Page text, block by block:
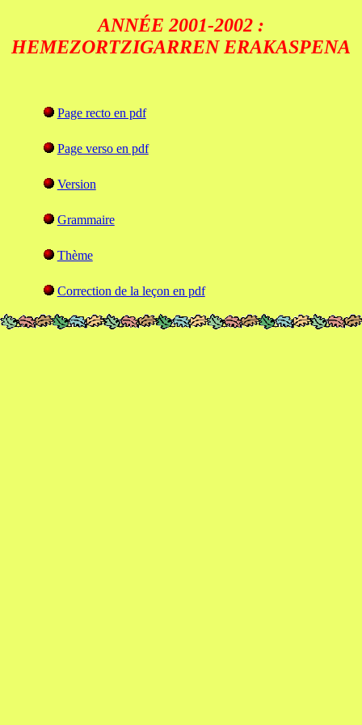
ANNÉE 2001-2002 :
HEMEZORTZIGARREN ERAKASPENA
Page recto en pdf
Page verso en pdf
Version
Grammaire
Thème
Correction de la leçon en pdf